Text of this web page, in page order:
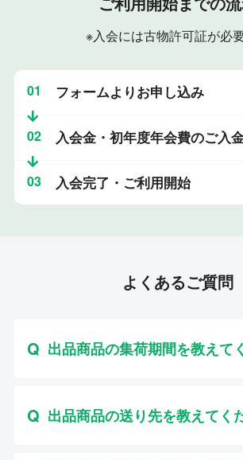
※入会には古物許可証が必
01 フォームよりお申し込み
02 入会金・初年度年会費のご入
03 入会完了・ご利用開始
よくあるご質問
出品商品の集荷期間を教えて
出品商品の送り先を教えてく